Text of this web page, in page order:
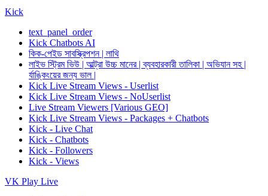
Kick
text_panel_order
Kick Chatbots AI
কিক-পেইড সাবস্ক্রিপশন | লাথি
লাইভ স্ট্রিম ভিউ | আল্ট্রা উচ্চ মানের | ব্যবহারকারী তালিকা | অভিযান সহ |
র্যাঙ্কিংয়ের জন্য ভাল |
Kick Live Stream Views - Userlist
Kick Live Stream Views - NoUserlist
Live Stream Viewers [Various GEO]
Kick Live Stream Views - Packages + Chatbots
Kick - Live Chat
Kick - Chatbots
Kick - Followers
Kick - Views
VK Play Live